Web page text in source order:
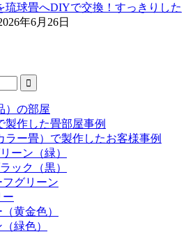
琉球畳へDIYで交換！すっきりした
年6月26日

）の部屋
製作した畳部屋事例
ラー畳）で製作したお客様事例
ーン（緑）
ック（黒）
グリーン
ー
黄金色）
緑色）